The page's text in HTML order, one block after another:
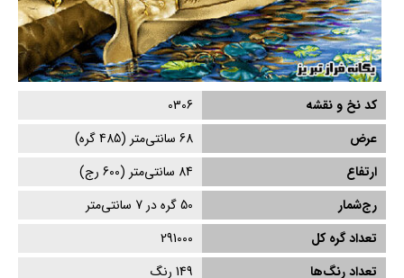
کد نخ و نقشه
0306
عرض
68 سانتی‌متر (485گره)
ارتفاع
84 سانتی‌متر (600 رج)
رج‌شمار
50 گره در 7 سانتی‌متر
تعداد گره کل
291000
تعداد رنگ‌ها
149 رنگ